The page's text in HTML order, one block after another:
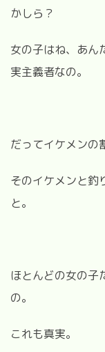
かしら？
女の子はね、あん
実主義者なの。
だってイケメンの
そのイケメンと釣
と。
ほとんどの女の子
の。
これも真実。